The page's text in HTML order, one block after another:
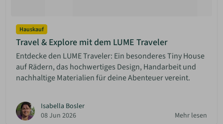
Hauskauf
Travel & Explore mit dem LUME Traveler
Entdecke den LUME Traveler: Ein besonderes Tiny House
auf Rädern, das hochwertiges Design, Handarbeit und
nachhaltige Materialien für deine Abenteuer vereint.
Isabella Bosler
08 Jun 2026
Mehr lesen